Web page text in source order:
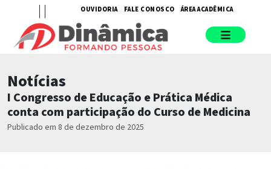
OUVIDORIA FALE CONOSCO ÁREA ACADÊMICA
Notícias
I Congresso de Educação e Prática Médica
conta com participação do Curso de Medicina
Publicado em 8 de dezembro de 2025